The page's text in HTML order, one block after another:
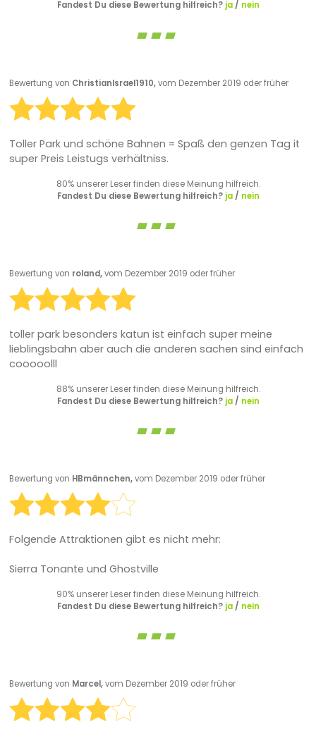
Fandest Du diese Bewertung hilfreich? ja/ nein
Bewertung von ChristianIsrael1910,vom Dezember 2019 oder früher
Toller Park und schöne Bahnen = Spaß den genzen Tag it
super Preis Leistugs verhältniss.
80% unserer Leser finden diese Meinung hilfreich.
Fandest Du diese Bewertung hilfreich? ja/ nein
Bewertung von roland,vom Dezember 2019 oder früher
toller park besonders katun ist einfach super meine
lieblingsbahn aber auch die anderen sachen sind einfach
cooooolll
88% unserer Leser finden diese Meinung hilfreich.
Fandest Du diese Bewertung hilfreich? ja/ nein
Bewertung von HBmännchen,vom Dezember 2019 oder früher
Folgende Attraktionen gibt es nicht mehr:
Sierra Tonante und Ghostville
90% unserer Leser finden diese Meinung hilfreich.
Fandest Du diese Bewertung hilfreich? ja/ nein
Bewertung von Marcel,vom Dezember 2019 oder früher